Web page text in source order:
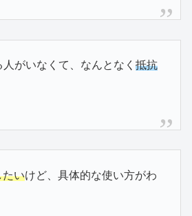
がいなくて、なんとなく 抵抗
たいけど、具体的な使い方がわ